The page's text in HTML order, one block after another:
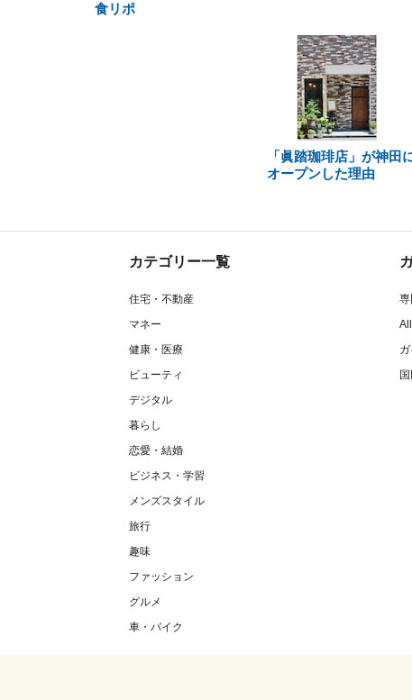
食リポ
「眞踏珈琲店」が神田
オープンした理由
カテゴリー一覧
住宅・不動産
マネー
健康・医療
ビューティ
デジタル
暮らし
恋愛・結婚
ビジネス・学習
メンズスタイル
旅行
趣味
ファッション
グルメ
車・バイク
専